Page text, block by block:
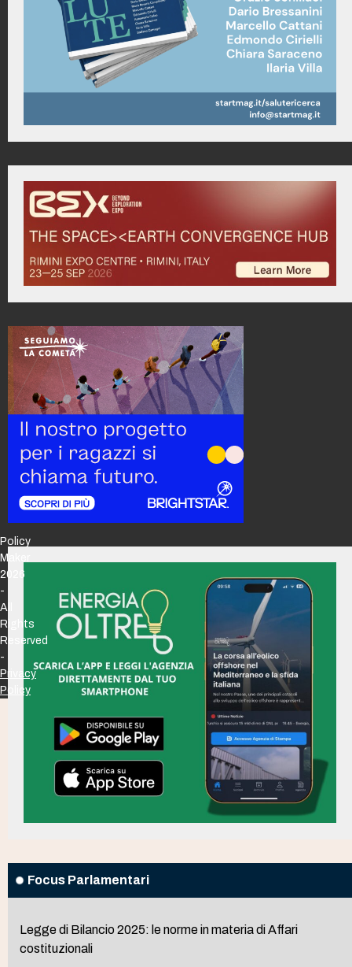
Focus Parlamentari
Legge di Bilancio 2025: le norme in materia di Affari
costituzionali
Policy
Maker
2026
-
All
Rights
Reserved
-
Privacy
Policy